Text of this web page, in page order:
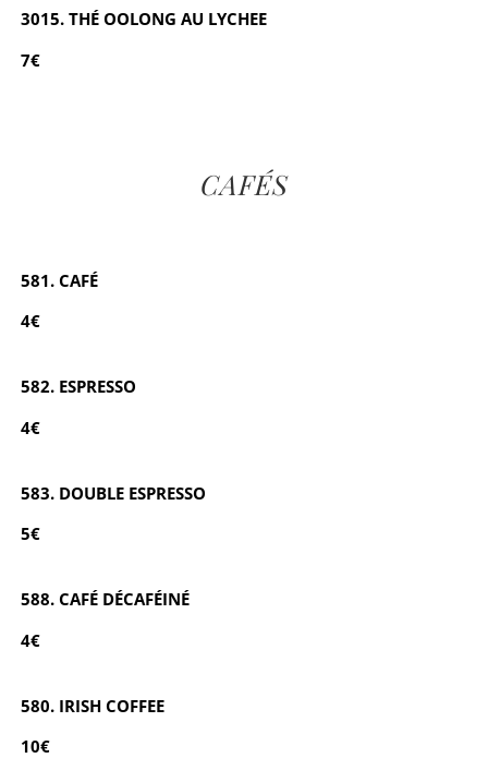
3015. THÉ OOLONG AU LYCHEE
7€
CAFÉS
581. CAFÉ
4€
582. ESPRESSO
4€
583. DOUBLE ESPRESSO
5€
588. CAFÉ DÉCAFÉINÉ
4€
580. IRISH COFFEE
10€